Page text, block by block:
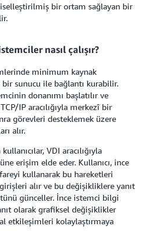
bir ortam sağlayan bir
nasıl çalışır?
minimum kaynak
bir sunucu ile bağlantı kurabilir.
donanımı başlatılır ve
IP aracılığıyla merkezî bir
görevleri desteklemek üzere
alır.
VDI aracılığıyla
erişim elde eder. Kullanıcı, ince
kullanarak bu hareketleri
alır ve bu değişikliklere yanıt
günceller. İnce istemci bilgi
olarak grafiksel değişiklikler
etkileşimleri kolaylaştırmaya